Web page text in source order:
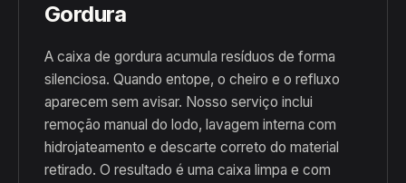
Gordura
A caixa de gordura acumula resíduos de forma
silenciosa. Quando entope, o cheiro e o refluxo
aparecem sem avisar. Nosso serviço inclui
remoção manual do lodo, lavagem interna com
hidrojateamento e descarte correto do material
retirado. O resultado é uma caixa limpa e com